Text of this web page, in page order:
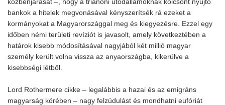
bankok a hitelek megvonásával kényszerítsék rá ezeket a
kormányokat a Magyarországgal meg és kiegyezésre. Ezzel egy
időben némi területi revíziót is javasolt, amely következtében a
határok kisebb módosításával nagyjából két millió magyar
személy került volna vissza az anyaországba, kikerülve a
kisebbségi létből.
Lord Rothermere cikke – legalábbis a hazai és az emigráns
magyarság körében – nagy felzúdulást és mondhatni eufóriát